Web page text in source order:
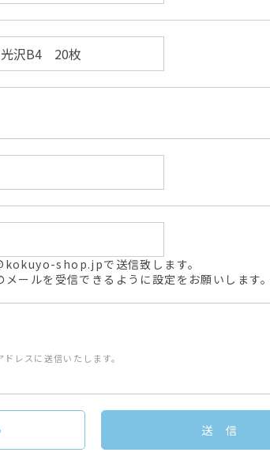
shop.jpで送信致します。
ルを受信できるように設定をお願いします
レスに送信いたします。
送 信